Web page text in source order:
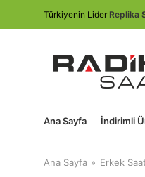
Türkiyenin Lider Replika
Ana Sayfa İndirimli
Ana Sayfa Erkek